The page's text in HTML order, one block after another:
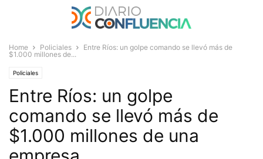
Home Policiales
Entre Ríos: un golpe comando se llevó más de
$1.000 millones de...
Policiales
Entre Ríos: un golpe
comando se llevó más de
$1.000 millones de una